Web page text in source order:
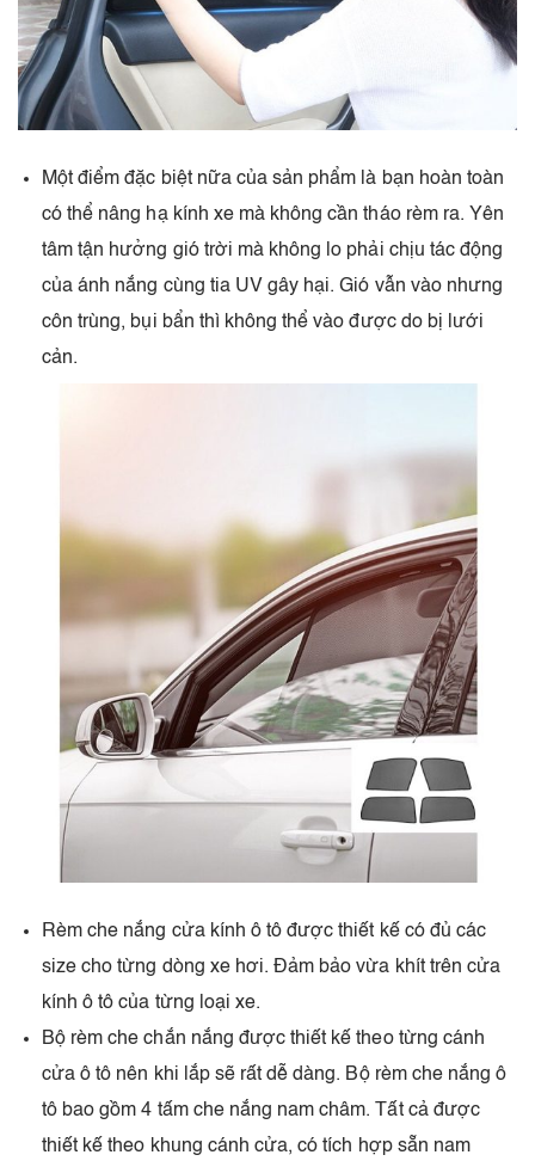
Một điểm đặc biệt nữa của sản phẩm là bạn hoàn toàn
có thể nâng hạ kính xe mà không cần tháo rèm ra. Yên
tâm tận hưởng gió trời mà không lo phải chịu tác động
của ánh nắng cùng tia UV gây hại. Gió vẫn vào nhưng
côn trùng, bụi bẩn thì không thể vào được do bị lưới
cản.
Rèm che nắng cửa kính ô tô được thiết kế có đủ các
size cho từng dòng xe hơi. Đảm bảo vừa khít trên cửa
kính ô tô của từng loại xe.
Bộ rèm che chắn nắng được thiết kế theo từng cánh
cửa ô tô nên khi lắp sẽ rất dễ dàng. Bộ rèm che nắng ô
tô bao gồm 4 tấm che nắng nam châm. Tất cả được
thiết kế theo khung cánh cửa, có tích hợp sẵn nam